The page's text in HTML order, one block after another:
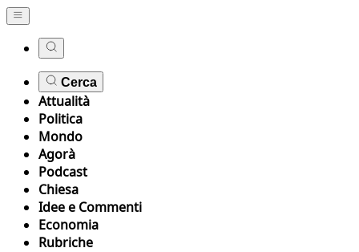
Cerca
Attualità
Politica
Mondo
Agorà
Podcast
Chiesa
Idee e Commenti
Economia
Rubriche